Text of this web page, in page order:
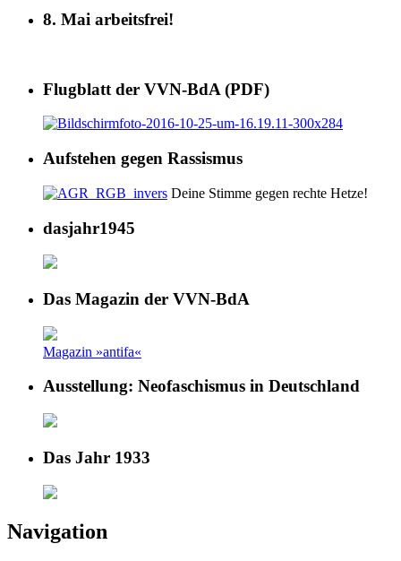
8. Mai arbeitsfrei!
Flugblatt der VVN-BdA (PDF)
Aufstehen gegen Rassismus
Deine Stimme gegen rechte Hetze!
dasjahr1945
Das Magazin der VVN-BdA
Magazin »antifa«
Ausstellung: Neofaschismus in Deutschland
Das Jahr 1933
Navigation